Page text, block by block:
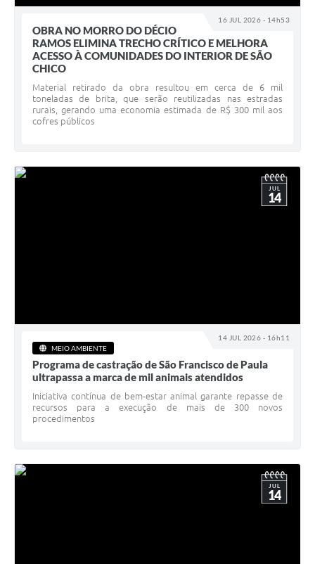
16 JUL 2026 - 14h53
OBRA NO MORRO DO DÉCIO
RAMOS ELIMINA TRECHO CRÍTICO E MELHORA
ACESSO À COMUNIDADES DO INTERIOR DE SÃO
CHICO
Material retirado da obra resultou em cerca de 6 mil
toneladas de brita, que serão reutilizadas nas estradas
rurais, gerando uma economia estimada de R$ 300 mil aos
cofres públicos
14 JUL 2026 - 16h11
JUL
14
MEIO AMBIENTE
Programa de castração de São Francisco de Paula
ultrapassa a marca de mil animais atendidos
Iniciativa contínua de bem-estar animal garante repasse de
recursos para a execução de mais de 300 novos
procedimentos
JUL
14